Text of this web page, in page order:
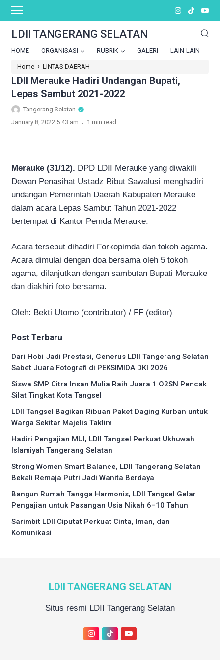
LDII TANGERANG SELATAN
HOME ORGANISASI RUBRIK GALERI LAIN-LAIN
Home › LINTAS DAERAH
LDII Merauke Hadiri Undangan Bupati,
Lepas Sambut 2021-2022
Tangerang Selatan
January 8, 2022 5:43 am . 1 min read
Merauke (31/12). DPD LDII Merauke yang diwakili
Dewan Penasihat Ustadz Ribut Sawalusi menghadiri
undangan Pemerintah Daerah Kabupaten Merauke
dalam acara Lepas Sambut Tahun 2021-2022
bertempat di Kantor Pemda Merauke.
Acara tersebut dihadiri Forkopimda dan tokoh agama.
Acara dimulai dengan doa bersama oleh 5 tokoh
agama, dilanjutkan dengan sambutan Bupati Merauke
dan diakhiri foto bersama.
Oleh: Bekti Utomo (contributor) / FF (editor)
Post Terbaru
Dari Hobi Jadi Prestasi, Generus LDII Tangerang Selatan
Sabet Juara Fotografi di PEKSIMIDA DKI 2026
Siswa SMP Citra Insan Mulia Raih Juara 1 O2SN Pencak
Silat Tingkat Kota Tangsel
LDII Tangsel Bagikan Ribuan Paket Daging Kurban untuk
Warga Sekitar Majelis Taklim
Hadiri Pengajian MUI, LDII Tangsel Perkuat Ukhuwah
Islamiyah Tangerang Selatan
Strong Women Smart Balance, LDII Tangerang Selatan
Bekali Remaja Putri Jadi Wanita Berdaya
Bangun Rumah Tangga Harmonis, LDII Tangsel Gelar
Pengajian untuk Pasangan Usia Nikah 6–10 Tahun
Sarimbit LDII Ciputat Perkuat Cinta, Iman, dan
Komunikasi
LDII TANGERANG SELATAN
Situs resmi LDII Tangerang Selatan